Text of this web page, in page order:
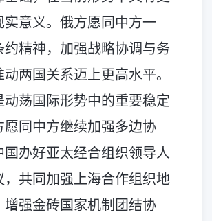
实意义。俄方愿同中方一
约精神，加强战略协调与务
两国关系迈上更高水平。
荡国际形势中的重要稳定
愿同中方继续加强多边协
国办好亚太经合组织领导人
，共同加强上海合作组织地
增强金砖国家机制团结协